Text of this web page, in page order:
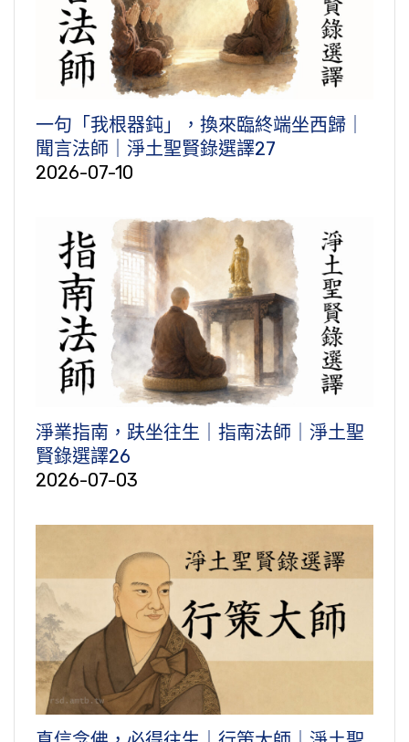
一句「我根器鈍」，換來臨終端坐西歸｜
聞言法師｜淨土聖賢錄選譯27
2026-07-10
淨業指南，趺坐往生｜指南法師｜淨土聖
賢錄選譯26
2026-07-03